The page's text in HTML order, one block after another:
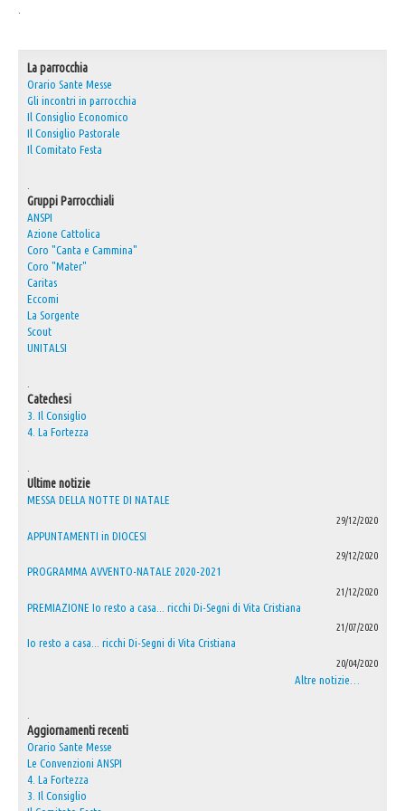
Festa Sant'Agostino
RASSEGNA PRESEPI DOMESTICI 2020
Video
L'Oratorio in Festa 2015
Fatti riconoscere
La parrocchia
Orario Sante Messe
Gli incontri in parrocchia
Il Consiglio Economico
Il Consiglio Pastorale
Il Comitato Festa
Gruppi Parrocchiali
ANSPI
Azione Cattolica
Coro "Canta e Cammina"
Coro "Mater"
Caritas
Eccomi
La Sorgente
Scout
UNITALSI
Catechesi
3. Il Consiglio
4. La Fortezza
Ultime notizie
MESSA DELLA NOTTE DI NATALE
29/12/2020
APPUNTAMENTI in DIOCESI
29/12/2020
PROGRAMMA AVVENTO-NATALE 2020-2021
21/12/2020
PREMIAZIONE Io resto a casa... ricchi Di-Segni di Vita Cristiana
21/07/2020
Io resto a casa... ricchi Di-Segni di Vita Cristiana
20/04/2020
Altre notizie…
Aggiornamenti recenti
Orario Sante Messe
Le Convenzioni ANSPI
4. La Fortezza
3. Il Consiglio